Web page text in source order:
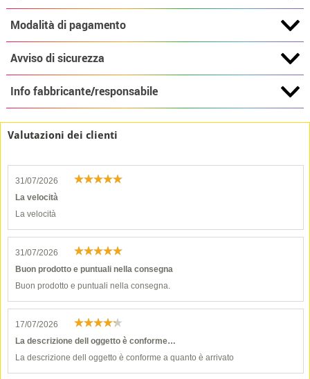
Modalità di pagamento
Avviso di sicurezza
Info fabbricante/responsabile
Valutazioni dei clienti
31/07/2026
La velocità
La velocità
31/07/2026
Buon prodotto e puntuali nella consegna
Buon prodotto e puntuali nella consegna.
17/07/2026
La descrizione dell oggetto è conforme…
La descrizione dell oggetto è conforme a quanto è arrivato